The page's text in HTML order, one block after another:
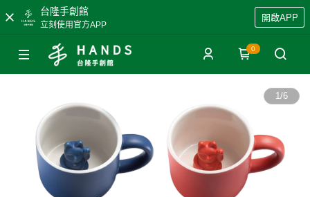
台隆手創館
立刻使用官方APP
開啟APP
0
1/6